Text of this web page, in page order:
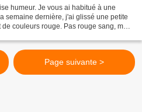
humeur. Je vous ai habitué à une
semaine dernière, j'ai glissé une petite
couleurs rouge. Pas rouge sang, mais
Page suivante >